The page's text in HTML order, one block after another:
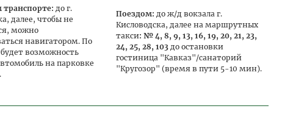
до г.
далее, чтобы не
можно
навигатором. По
возможность
на парковке
Поездом: до ж/д вокзала г.
Кисловодска, далее на маршрутных
такси: № 4, 8, 9, 13, 16, 19, 20, 21, 23,
24, 25, 28, 103 до остановки
гостиница "Кавказ"/санаторий
"Кругозор" (время в пути 5-10 мин).